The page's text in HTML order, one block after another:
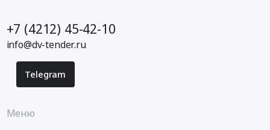
+7 (4212) 45-42-10
info@dv-tender.ru
Telegram
Меню